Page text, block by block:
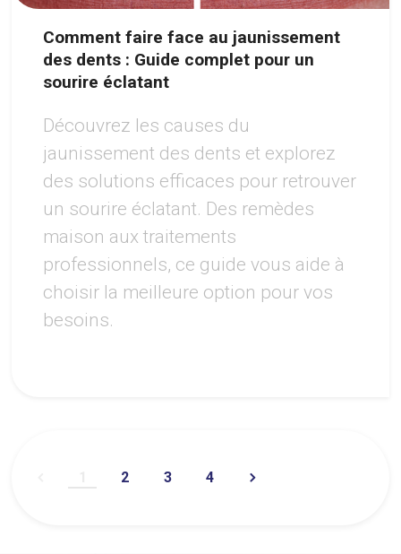
Comment faire face au jaunissement
des dents : Guide complet pour un
sourire éclatant
Découvrez les causes du
jaunissement des dents et explorez
des solutions efficaces pour retrouver
un sourire éclatant. Des remèdes
maison aux traitements
professionnels, ce guide vous aide à
choisir la meilleure option pour vos
besoins.
2 3 4